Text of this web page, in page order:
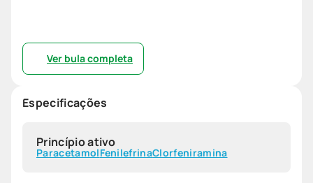
Ver bula completa
Especificações
Princípio ativo
ParacetamolFenilefrinaClorfeniramina